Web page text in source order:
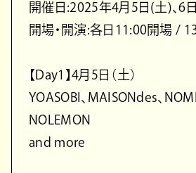
開催日:2025年4月5日(土)、6
開場・開演:各日11:00開場 /
【Day1】4月5日（土）
YOASOBI、MAISONdes、
NOLEMON
and more